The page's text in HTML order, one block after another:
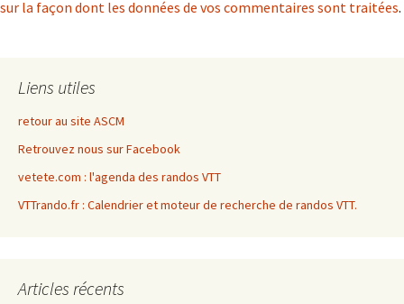
sur la façon dont les données de vos commentaires sont traitées.
Liens utiles
retour au site ASCM
Retrouvez nous sur Facebook
vetete.com : l'agenda des randos VTT
VTTrando.fr : Calendrier et moteur de recherche de randos VTT.
Articles récents